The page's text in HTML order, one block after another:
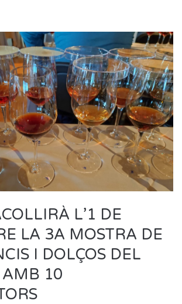
L’1 DE
LA 3A MOSTRA DE
I DOLÇOS DEL
AMB 10